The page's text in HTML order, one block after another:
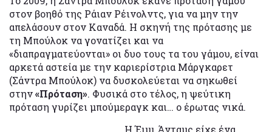
στον βοηθό της Ράιαν Ρέινολντς, για να μην την
απελάσουν στον Καναδά. Η σκηνή της πρότασης με
τη Μπούλοκ να γονατίζει και να
«διαπραγματεύονται» οι δυο τους τα του γάμου, είναι
αρκετά αστεία με την καριερίστρια Μάργκαρετ
(Σάντρα Μπούλοκ) να δυσκολεύεται να σηκωθεί
στην«Πρόταση». Φυσικά στο τέλος, η ψεύτικη
πρόταση γυρίζει μπούμεραγκ και… ο έρωτας νικά.
Η Έιμι Άνταμς είχε ένα